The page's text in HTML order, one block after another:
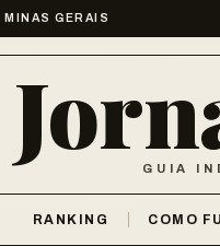
GERAIS
GUIA
RANKING COMO